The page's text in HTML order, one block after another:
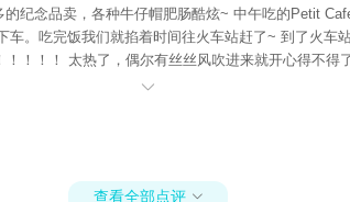
纪念品卖，各种牛仔帽肥肠酷炫~ 中午吃的Petit
。吃完饭我们就掐着时间往火车站赶了~ 到了火
！！！ 太热了，偶尔有丝丝风吹进来就开心得不
催眠了~ 睡醒了就快回到凯恩斯了，路过一片草原

查看全部点评 